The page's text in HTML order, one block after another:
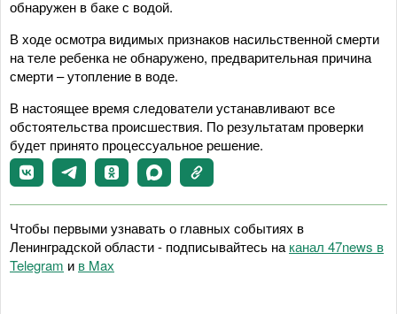
обнаружен в баке с водой.
В ходе осмотра видимых признаков насильственной смерти
на теле ребенка не обнаружено, предварительная причина
смерти – утопление в воде.
В настоящее время следователи устанавливают все
обстоятельства происшествия. По результатам проверки
будет принято процессуальное решение.
Чтобы первыми узнавать о главных событиях в
Ленинградской области - подписывайтесь на канал 47news в
Telegram и в Maх